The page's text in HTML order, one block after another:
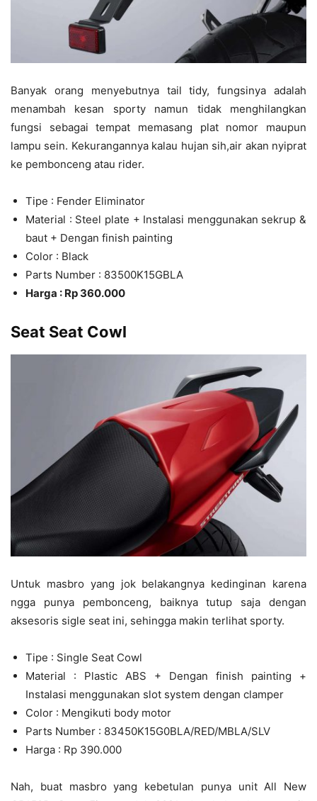
Banyak orang menyebutnya tail tidy, fungsinya adalah
menambah kesan sporty namun tidak menghilangkan
fungsi sebagai tempat memasang plat nomor maupun
lampu sein. Kekurangannya kalau hujan sih,air akan nyiprat
ke pembonceng atau rider.
Tipe : Fender Eliminator
Material : Steel plate + Instalasi menggunakan sekrup &
baut + Dengan finish painting
Color : Black
Parts Number : 83500K15GBLA
Harga : Rp 360.000
Seat Seat Cowl
Untuk masbro yang jok belakangnya kedinginan karena
ngga punya pembonceng, baiknya tutup saja dengan
aksesoris sigle seat ini, sehingga makin terlihat sporty.
Tipe : Single Seat Cowl
Material : Plastic ABS + Dengan finish painting +
Instalasi menggunakan slot system dengan clamper
Color : Mengikuti body motor
Parts Number : 83450K15G0BLA/RED/MBLA/SLV
Harga : Rp 390.000
Nah, buat masbro yang kebetulan punya unit All New